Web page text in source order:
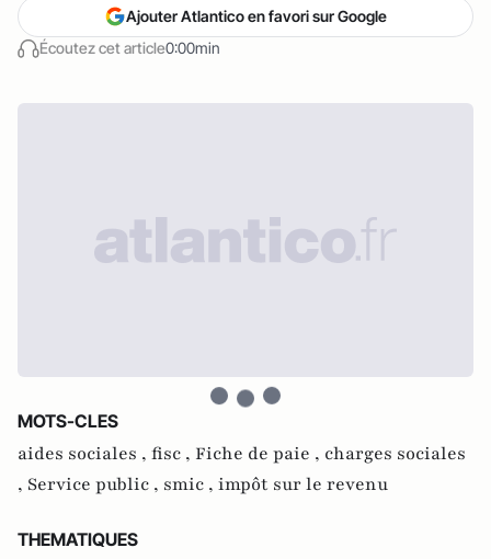
Écoutez cet article0:00min
Ajouter Atlantico en favori sur Google
MOTS-CLES
aides sociales , fisc , Fiche de paie , charges sociales
, Service public , smic , impôt sur le revenu
THEMATIQUES